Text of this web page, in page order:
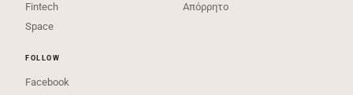
Fintech
Space
Απόρρητο
FOLLOW
Facebook